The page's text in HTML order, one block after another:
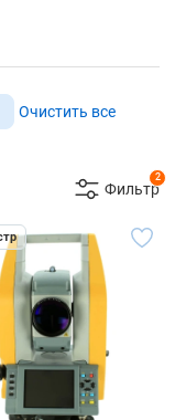
Очистить все
2
Фильтр